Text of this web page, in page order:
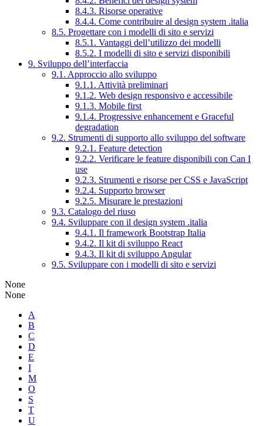
8.4.3. Risorse operative
8.4.4. Come contribuire al design system .italia
8.5. Progettare con i modelli di sito e servizi
8.5.1. Vantaggi dell’utilizzo dei modelli
8.5.2. I modelli di sito e servizi disponibili
9. Sviluppo dell’interfaccia
9.1. Approccio allo sviluppo
9.1.1. Attività preliminari
9.1.2. Web design responsivo e accessibile
9.1.3. Mobile first
9.1.4. Progressive enhancement e Graceful
degradation
9.2. Strumenti di supporto allo sviluppo del software
9.2.1. Feature detection
9.2.2. Verificare le feature disponibili con Can I
use
9.2.3. Strumenti e risorse per CSS e JavaScript
9.2.4. Supporto browser
9.2.5. Misurare le prestazioni
9.3. Catalogo del riuso
9.4. Sviluppare con il design system .italia
9.4.1. Il framework Bootstrap Italia
9.4.2. Il kit di sviluppo React
9.4.3. Il kit di sviluppo Angular
9.5. Sviluppare con i modelli di sito e servizi
None
None
A
B
C
D
E
I
M
O
S
T
U